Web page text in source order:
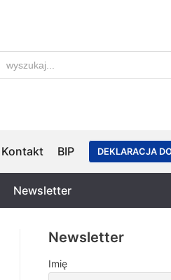
Kontakt BIP DEKLARACJA
Newsletter
Newsletter
Imię